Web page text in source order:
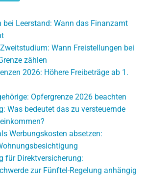
bei Leerstand: Wann das Finanzamt
Wann Freistellungen bei
zählen
2026: Höhere Freibeträge ab 1.
Opfergrenze 2026 beachten
Was bedeutet das zu versteuernde
Werbungskosten absetzen:
für Direktversicherung:
zur Fünftel-Regelung anhängig